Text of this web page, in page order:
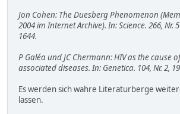
Jon Cohen: The Duesberg Phenomenon
2004 im Internet Archive). In: Science. 266, Nr.
1644.
P Galéa und JC Chermann: HIV as the cause
associated diseases. In: Genetica. 104, Nr. 2,
Es werden sich wahre Literaturberge
lassen.